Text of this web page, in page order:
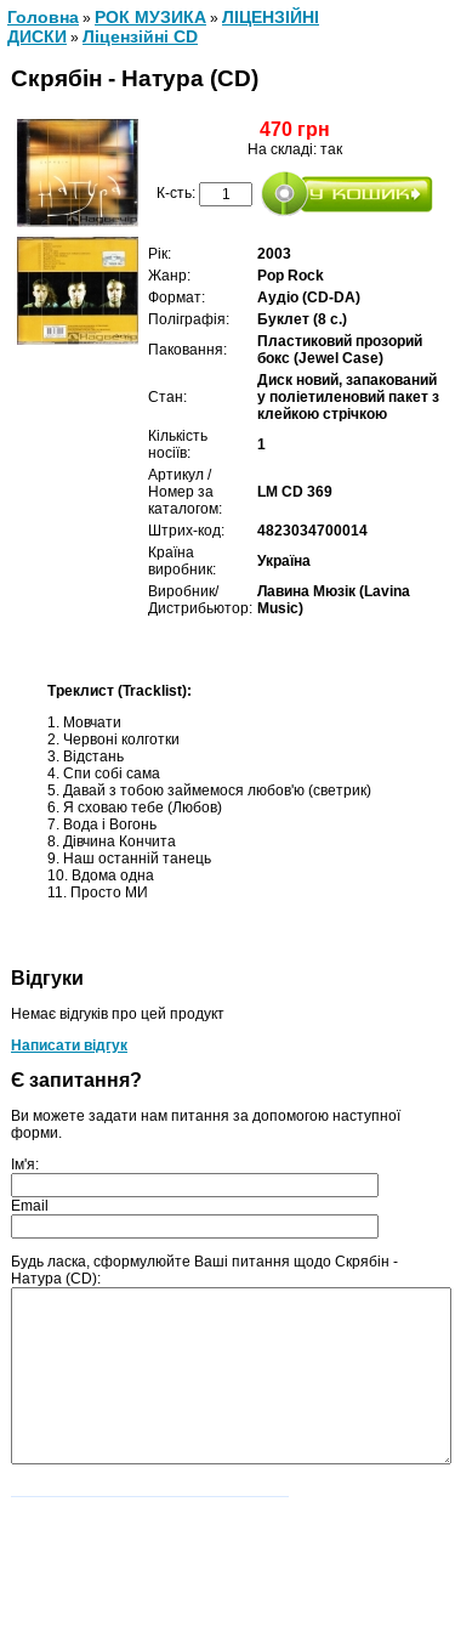
Головна » РОК МУЗИКА » ЛІЦЕНЗІЙНІ
ДИСКИ » Ліцензійні СD
Скрябін - Натура (CD)
470 грн
На складі: так
К-сть:
Рік:
2003
Жанр:
Pop Rock
Формат:
Аудіо (CD-DA)
Поліграфія:
Буклет (8 с.)
Паковання:
Пластиковий прозорий
бокс (Jewel Case)
Стан:
Диск новий, запакований
у поліетиленовий пакет з
клейкою стрічкою
Кількість
носіїв:
1
Артикул /
Номер за
каталогом:
LM CD 369
Штрих-код:
4823034700014
Країна
виробник:
Україна
Виробник/
Дистрибьютор:
Лавина Мюзік (Lavina
Music)
Треклист (Tracklist):
1. Мовчати
2. Червоні колготки
3. Відстань
4. Спи собі сама
5. Давай з тобою займемося любов'ю (светрик)
6. Я сховаю тебе (Любов)
7. Вода і Вогонь
8. Дівчина Кончита
9. Наш останній танець
10. Вдома одна
11. Просто МИ
Відгуки
Немає відгуків про цей продукт
Написати відгук
Є запитання?
Ви можете задати нам питання за допомогою наступної
форми.
Ім'я:
Email
Будь ласка, сформулюйте Ваші питання щодо Скрябін -
Натура (CD):